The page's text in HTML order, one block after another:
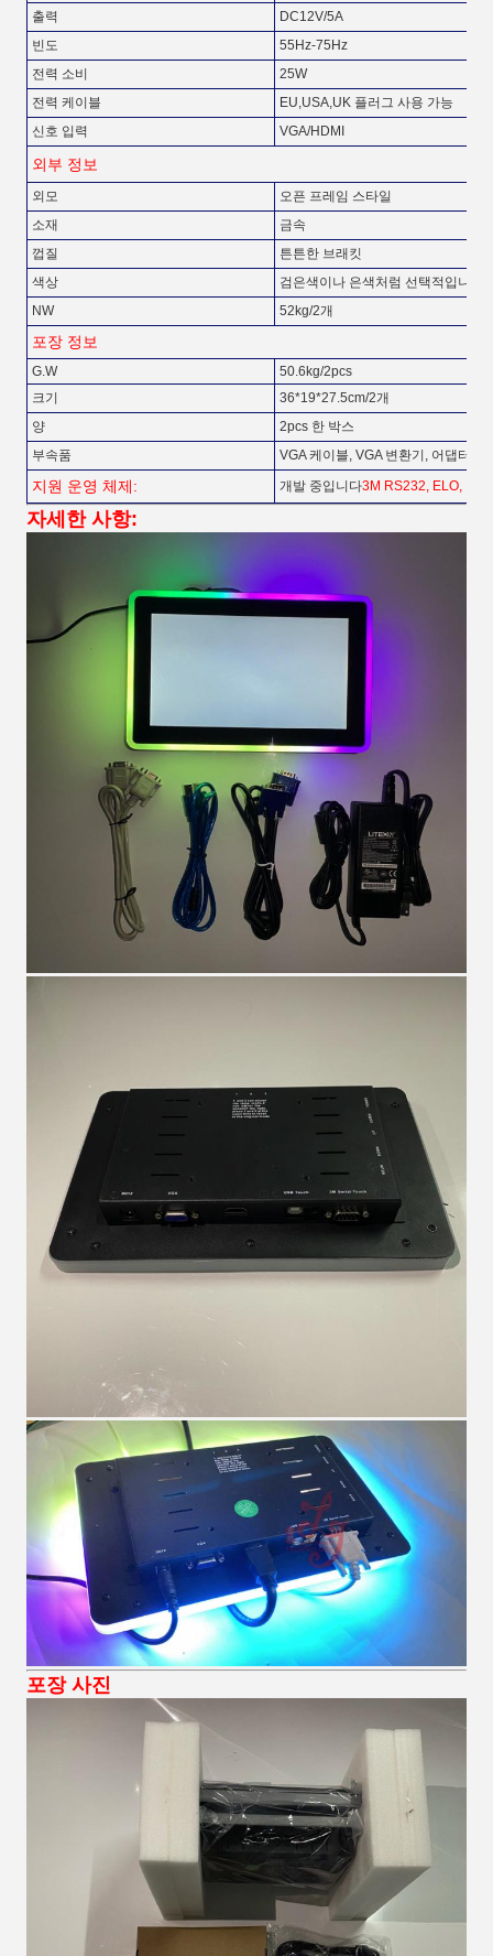
출력
DC12V/5A
빈도
55Hz-75Hz
전력 소비
25W
전력 케이블
EU,USA,UK 플러그 사용 가능
신호 입력
VGA/HDMI
외부 정보
외모
오픈 프레임 스타일
소재
금속
껍질
튼튼한 브래킷
색상
검은색이나 은색처럼 선택적입니다.
NW
52kg/2개
포장 정보
G.W
50.6kg/2pcs
크기
36*19*27.5cm/2개
양
2pcs 한 박스
부속품
VGA 케이블, VGA 변환기, 어댑터,
지원 운영 체제: 개발 중입니다3M RS232, ELO, 윈
자세한 사항:
포장 사진